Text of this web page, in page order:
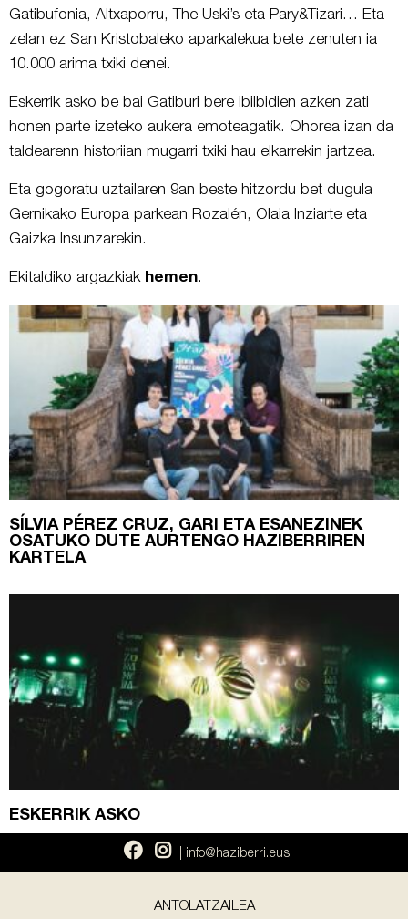
Gatibufonia, Altxaporru, The Uski’s eta Pary&Tizari… Eta
zelan ez San Kristobaleko aparkalekua bete zenuten ia
10.000 arima txiki denei.
Eskerrik asko be bai Gatiburi bere ibilbidien azken zati
honen parte izeteko aukera emoteagatik. Ohorea izan da
taldearenn historiian mugarri txiki hau elkarrekin jartzea.
Eta gogoratu uztailaren 9an beste hitzordu bet dugula
Gernikako Europa parkean Rozalén, Olaia Inziarte eta
Gaizka Insunzarekin.
Ekitaldiko argazkiak hemen.
SÍLVIA PÉREZ CRUZ, GARI ETA ESANEZINEK
OSATUKO DUTE AURTENGO HAZIBERRIREN
KARTELA
ESKERRIK ASKO
| info@haziberri.eus
ANTOLATZAILEA